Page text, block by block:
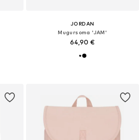
JORDAN
Mugursoma 'JAM'
64,90 €